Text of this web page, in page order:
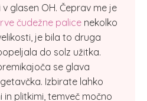
glasen OH. Čeprav me je
čudežne palice nekolko
je bila to druga
do solz užitka.
se glava
Izbirate lahko
in plitkimi, temveč močno